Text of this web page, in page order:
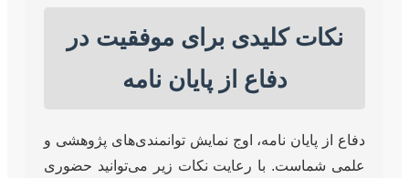
نکات کلیدی برای موفقیت در
دفاع از پایان نامه
دفاع از پایان نامه، اوج نمایش توانمندی‌های پژوهشی و
علمی شماست. با رعایت نکات زیر می‌توانید حضوری